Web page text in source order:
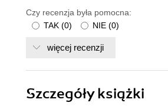
Czy recenzja była pomocna:
TAK (0) NIE (0)
więcej recenzji
Szczegółyksiążki